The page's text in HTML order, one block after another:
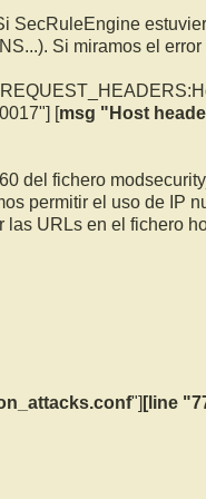
SecRuleEngine
Si miramos el error
[msg "Host
del fichero
permitir el uso de IP
URLs en el fichero
"] [line